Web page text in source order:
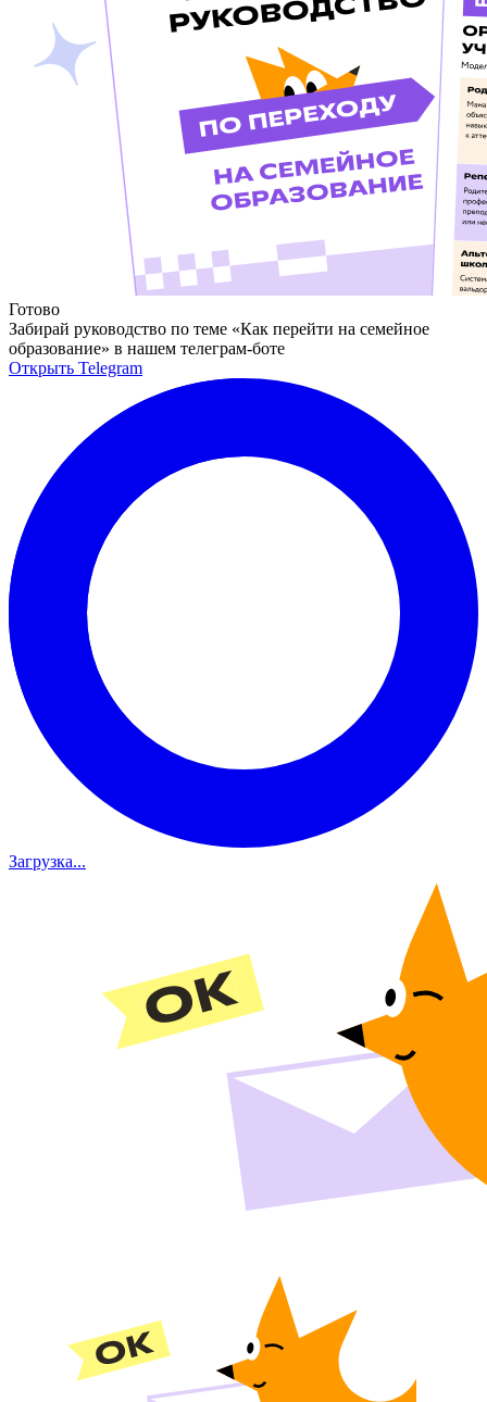
Готово
Забирай руководство по теме «Как перейти на семейное
образование» в нашем телеграм-боте
Открыть Telegram
Загрузка...